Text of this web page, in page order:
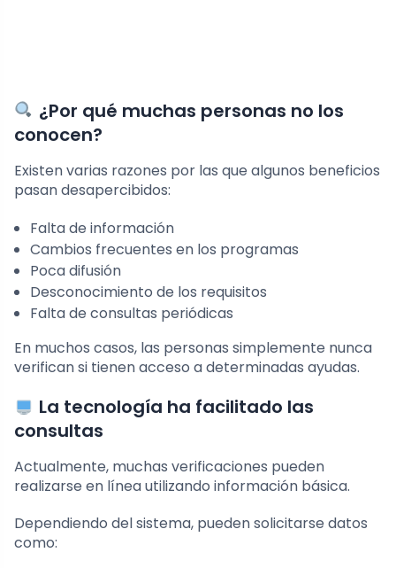
¿Por qué muchas personas no los
conocen?
Existen varias razones por las que algunos beneficios
pasan desapercibidos:
Falta de información
Cambios frecuentes en los programas
Poca difusión
Desconocimiento de los requisitos
Falta de consultas periódicas
En muchos casos, las personas simplemente nunca
verifican si tienen acceso a determinadas ayudas.
La tecnología ha facilitado las
consultas
Actualmente, muchas verificaciones pueden
realizarse en línea utilizando información básica.
Dependiendo del sistema, pueden solicitarse datos
como: